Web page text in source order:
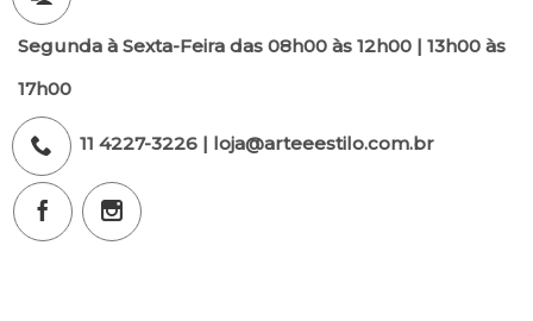
Segunda à Sexta-Feira das 08h00 às 12h00 | 13h00 às
17h00
11 4227-3226 | loja@arteeestilo.com.br